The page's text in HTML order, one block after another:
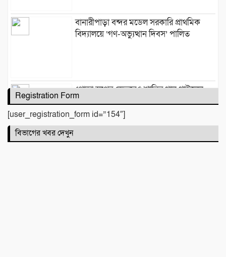
​বানারীপাড়া বন্দর মডেল সরকারি প্রাথমিক
বিদ্যালয়ে ‘গণ-অভ্যুত্থান দিবস’ পালিত
পোড়া স্বপ্নের ভেতরেও শান্তির গান গাইলেন
রাহুল আনন্দ
Registration Form
[user_registration_form id=”154″]
বিভাগের খবর দেখুন